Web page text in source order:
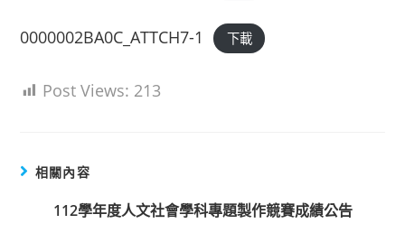
0000002BA0C_ATTCH7-1 下載
Post Views: 213
相關內容
112學年度人文社會學科專題製作競賽成績公告